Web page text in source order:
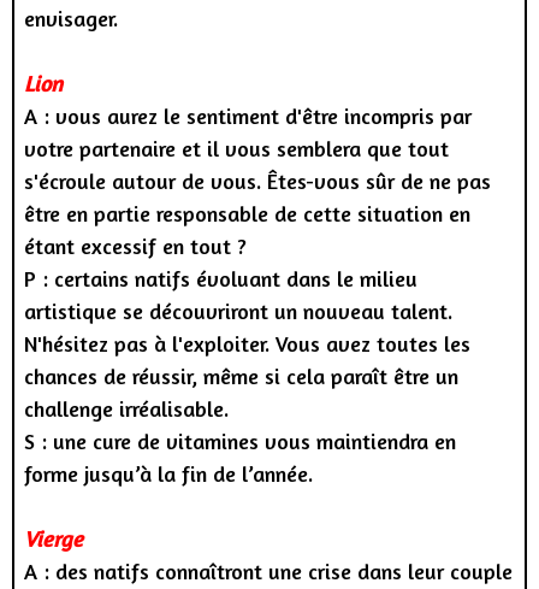
envisager.
Lion
A : vous aurez le sentiment d'être incompris par
votre partenaire et il vous semblera que tout
s'écroule autour de vous. Êtes-vous sûr de ne pas
être en partie responsable de cette situation en
étant excessif en tout ?
P : certains natifs évoluant dans le milieu
artistique se découvriront un nouveau talent.
N'hésitez pas à l'exploiter. Vous avez toutes les
chances de réussir, même si cela paraît être un
challenge irréalisable.
S : une cure de vitamines vous maintiendra en
forme jusqu’à la fin de l’année.
Vierge
A : des natifs connaîtront une crise dans leur couple